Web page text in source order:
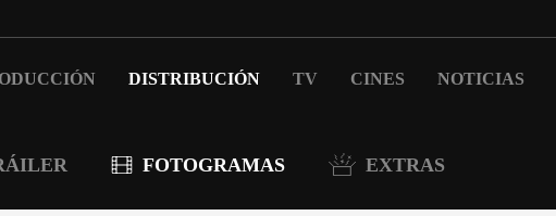
DISTRIBUCIÓN TV CINES NOTICIAS
FOTOGRAMAS EXTRAS